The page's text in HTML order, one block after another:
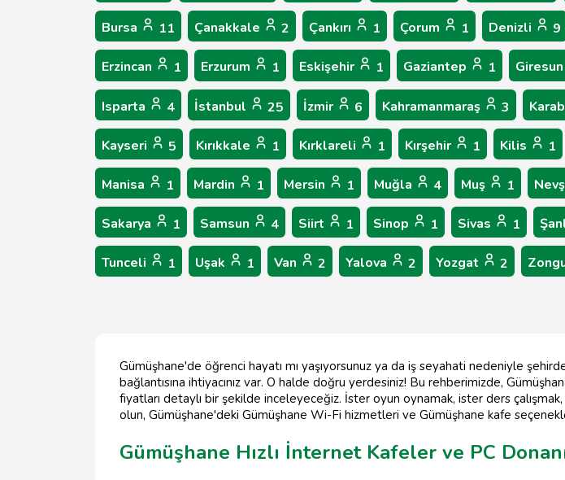
Bursa 11 Çanakkale 2 Çankırı 1 Çorum 1 Denizli 9
Erzincan 1 Erzurum 1 Eskişehir 1 Gaziantep 1 Giresun
Isparta 4 İstanbul 25 İzmir 6 Kahramanmaraş 3
Kayseri 5 Kırıkkale 1 Kırklareli 1 Kırşehir 1 Kilis 1
Manisa 1 Mardin 1 Mersin 1 Muğla 4 Muş 1
Sakarya 1 Samsun 4 Siirt 1 Sinop 1 Sivas 1
Tunceli 1 Uşak 1 Van 2 Yalova 2 Yozgat 2
Gümüşhane'de öğrenci hayatı mı yaşıyorsunuz ya da iş seyahati nedeniyle
bağlantısına ihtiyacınız var. O halde doğru yerdesiniz! Bu rehberimizde,
fiyatları detaylı bir şekilde inceleyeceğiz. İster oyun oynamak, ister ders
olun, Gümüşhane'deki Gümüşhane Wi-Fi hizmetleri ve Gümüşhane kafe
Gümüşhane Hızlı İnternet Kafeler ve PC